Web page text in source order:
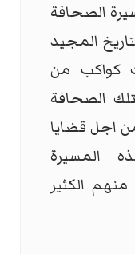
الصحافة
المجيد
كواكب من
الصحافة
اجل قضايا
المسيرة
الكثير